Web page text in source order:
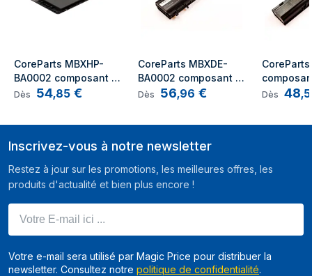
CoreParts MBXHP-
BA0002 composant
de laptop
Dès 54,85 €
CoreParts MBXDE-
BA0002 composant
de laptop
Dès 56,96 € Dès 48,
Inscrivez-vous à notre newsletter
Restez à jour sur les promotions, les meilleures offres, les
produits d'actualité et bien plus encore !
Votre e-mail sera utilisé par Magic Price pour distribuer la
newsletter. Consultez notre politique de confidentialité.